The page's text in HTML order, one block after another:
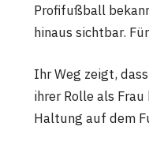
Profifußball
hinaus sichtbar.
Ihr Weg zeigt,
ihrer Rolle als
Haltung auf dem